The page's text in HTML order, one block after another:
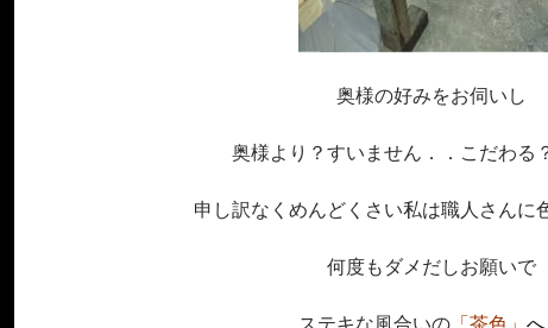
奥様の好みをお伺いし
奥様より？すいません．．こだわる
申し訳なくめんどくさい私は職人さんに
何度もダメだしお願いで
ステキな風合いの 「茶色」 へ